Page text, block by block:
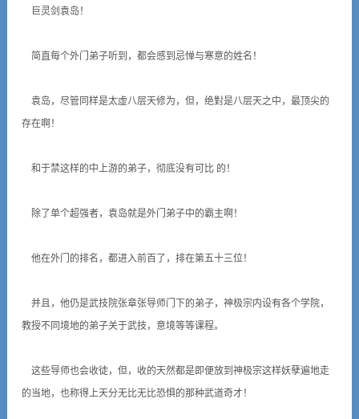
巨灵剑袁岛！
简直每个外门弟子听到，都会感到忌惮与寒意的姓名！
袁岛，尽管同样是太虚八层天修为，但，绝對是八层天之中，最顶尖的
存在啊！
和于禁这样的中上游的弟子，彻底没有可比 的！
除了单个超强者，袁岛就是外门弟子中的霸主啊！
他在外门的排名，都进入前百了，排在第五十三位！
并且，他仍是武技院张章张导师门下的弟子，神极宗内设有各个学院，
教授不同境地的弟子关于武技，意境等等课程。
这些导师也会收徒，但，收的天然都是即便放到神极宗这样妖孽遍地走
的当地，也称得上天分无比无比恐惧的那种武道奇才！